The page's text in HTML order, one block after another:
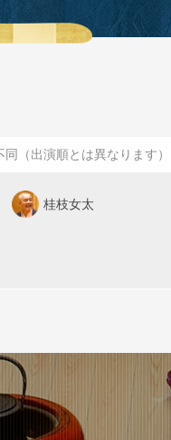
（出演順とは異なります）
桂枝女太